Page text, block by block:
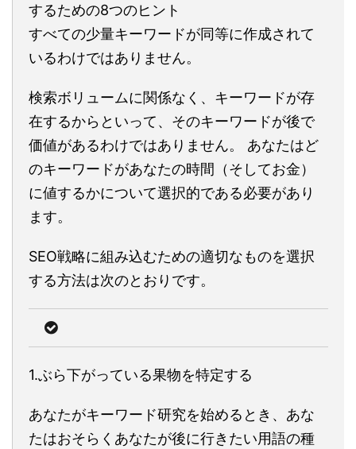
するための8つのヒント
すべての少量キーワードが同等に作成されて
いるわけではありません。
検索ボリュームに関係なく、キーワードが存
在するからといって、そのキーワードが後で
価値があるわけではありません。 あなたはど
のキーワードがあなたの時間（そしてお金）
に値するかについて選択的である必要があり
ます。
SEO戦略に組み込むための適切なものを選択
する方法は次のとおりです。
1.ぶら下がっている果物を特定する
あなたがキーワード研究を始めるとき、あな
たはおそらくあなたが後に行きたい用語の種